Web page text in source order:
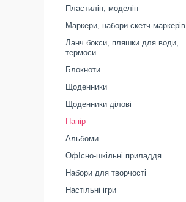
Пластилін, моделін
Маркери, набори скетч-маркерів
Ланч бокси, пляшки для води,
термоси
Блокноти
Щоденники
Щоденники ділові
Папір
Альбоми
ОфІсно-шкільні приладдя
Набори для творчості
Настільні ігри